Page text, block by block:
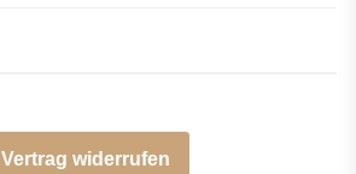
Vertrag widerrufen